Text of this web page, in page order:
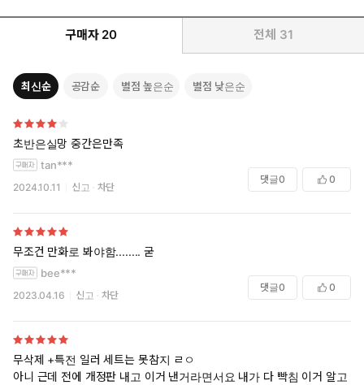
구매자 20 전체 31
최신순 공감순 별점 높은순 별점 낮은순
초반은실망 중간은만족
tan***
2024.10.11 신고 차단
댓글0 0
무조건 만화로 봐야함........ 굳
bee***
2023.04.16 신고 차단
댓글0 0
무삭제 +특전 일러 세트는 못참지 ㄹㅇ
아니 근데 전에 개정판 내고 이거 낸거라면서요 내가 다 빡침 이거 알고